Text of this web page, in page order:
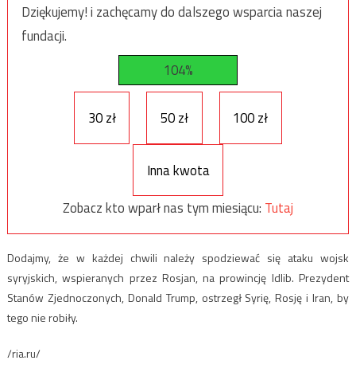
Dziękujemy! i zachęcamy do dalszego wsparcia naszej
fundacji.
104%
30 zł 50 zł 100 zł
Inna kwota
Zobacz kto wparł nas tym miesiącu: Tutaj
Dodajmy, że w każdej chwili należy spodziewać się ataku wojsk
syryjskich, wspieranych przez Rosjan, na prowincję Idlib. Prezydent
Stanów Zjednoczonych, Donald Trump, ostrzegł Syrię, Rosję i Iran, by
tego nie robiły.
/ria.ru/